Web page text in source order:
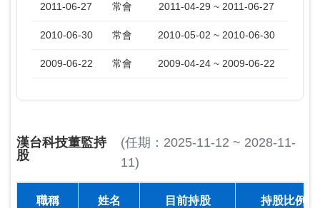
2011-06-27 常會 2011-04-29 ~ 2011-06-27
2010-06-30 常會 2010-05-02 ~ 2010-06-30
2009-06-22 常會 2009-04-24 ~ 2009-06-22
漢台科技董監持
股
(任期：2025-11-12 ~ 2028-11-
11)
職稱 姓名 目前持股 持股比例